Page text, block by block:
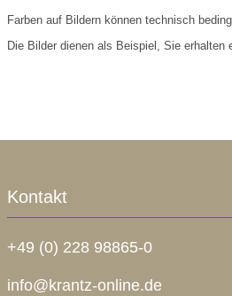
Farben auf Bildern können technisch
Die Bilder dienen als Beispiel, Sie
Kontakt
+49 (0) 228 98865-0
info@krantz-online.de